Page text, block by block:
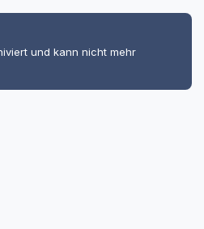
und kann nicht mehr